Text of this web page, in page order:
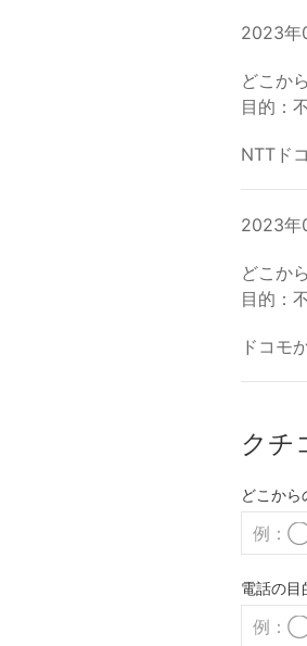
2023年
どこか
目的：
NTTド
2023年
どこか
目的：
ドコモ
クチ
どこから
電話の目